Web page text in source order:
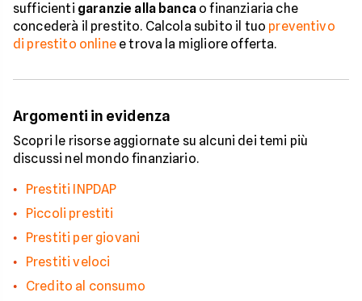
sufficienti garanzie alla bancao finanziaria che
concederà il prestito. Calcola subito il tuo preventivo
di prestito onlinee trova la migliore offerta.
Argomenti in evidenza
Scopri le risorse aggiornate su alcuni dei temi più
discussi nel mondo finanziario.
Prestiti INPDAP
Piccoli prestiti
Prestiti per giovani
Prestiti veloci
Credito al consumo